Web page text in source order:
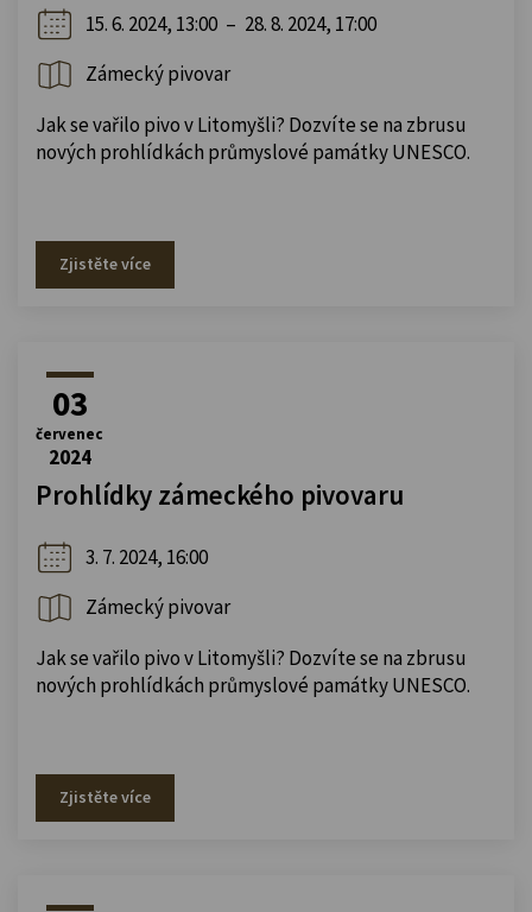
15. 6. 2024, 13:00 – 28. 8. 2024, 17:00
Zámecký pivovar
Jak se vařilo pivo v Litomyšli? Dozvíte se na zbrusu
nových prohlídkách průmyslové památky UNESCO.
Zjistěte více
03
červenec
2024
Prohlídky zámeckého pivovaru
3. 7. 2024, 16:00
Zámecký pivovar
Jak se vařilo pivo v Litomyšli? Dozvíte se na zbrusu
nových prohlídkách průmyslové památky UNESCO.
Zjistěte více